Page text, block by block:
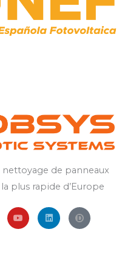
nettoyage de panneaux
la plus rapide d’Europe
Y
o
u
L
i
n